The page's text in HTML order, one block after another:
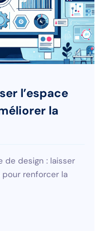
l’espace
la
de design : laisser
renforcer la